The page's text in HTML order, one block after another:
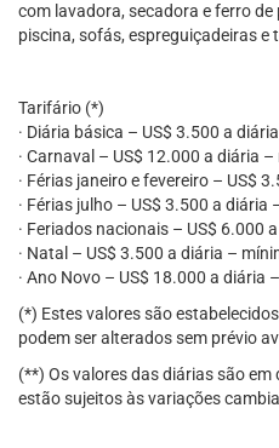
com lavadora, secadora e ferro
piscina, sofás, espreguiçadeiras e
Tarifário (*)
· Diária básica – US$ 3.500 a
· Carnaval – US$ 12.000 a diária
· Férias janeiro e fevereiro – US$
· Férias julho – US$ 3.500 a diária
· Feriados nacionais – US$ 6.000
· Natal – US$ 3.500 a diária –
· Ano Novo – US$ 18.000 a diária
(*) Estes valores são
podem ser alterados sem prévio
(**) Os valores das diárias são
estão sujeitos às variações